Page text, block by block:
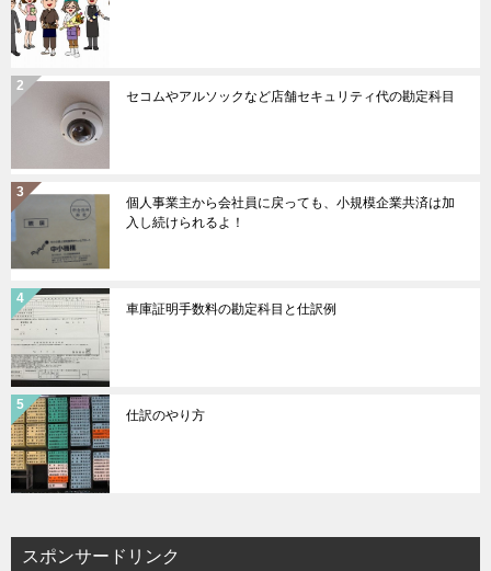
セコムやアルソックなど店舗セキュリティ代の勘定科目
個人事業主から会社員に戻っても、小規模企業共済は加
入し続けられるよ！
車庫証明手数料の勘定科目と仕訳例
仕訳のやり方
スポンサードリンク